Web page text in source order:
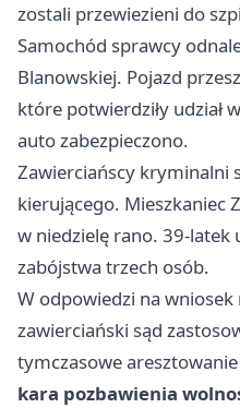
zostali przewiezieni do
Samochód sprawcy
Blanowskiej. Pojazd
które potwierdziły udział
auto zabezpieczono.
Zawierciańscy kryminalni
kierującego. Mieszkaniec
w niedzielę rano. 39-latek
zabójstwa trzech osób.
W odpowiedzi na
zawierciański sąd
tymczasowe
kara pozbawienia